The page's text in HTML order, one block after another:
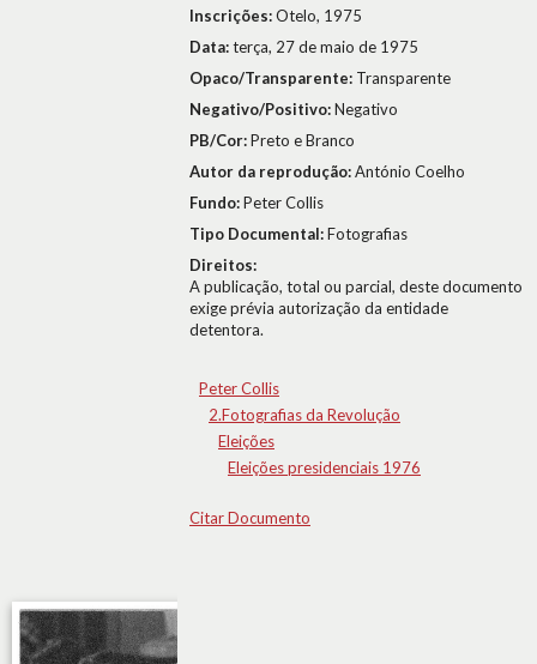
Inscrições:Otelo, 1975
Data:terça, 27 de maio de 1975
Opaco/Transparente: Transparente
Negativo/Positivo:Negativo
PB/Cor:Preto e Branco
Autor da reprodução:António Coelho
Fundo:Peter Collis
Tipo Documental:Fotografias
Direitos:
A publicação, total ou parcial, deste documento
exige prévia autorização da entidade
detentora.
Peter Collis
2.Fotografias da Revolução
Eleições
Eleições presidenciais 1976
Citar Documento